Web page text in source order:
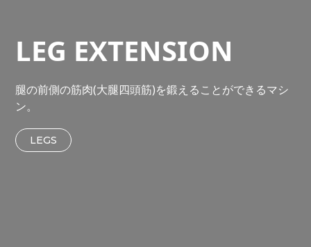
LEG EXTENSION
腿の前側の筋肉(大腿四頭筋)を鍛えることができるマシ
ン。
LEGS